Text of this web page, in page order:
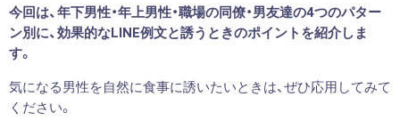
今回は、年下男性・年上男性・職場の同僚・男友達の4つのパター
ン別に、効果的なLINE例文と誘うときのポイントを紹介しま
す。
気になる男性を自然に食事に誘いたいときは、ぜひ応用してみて
ください。